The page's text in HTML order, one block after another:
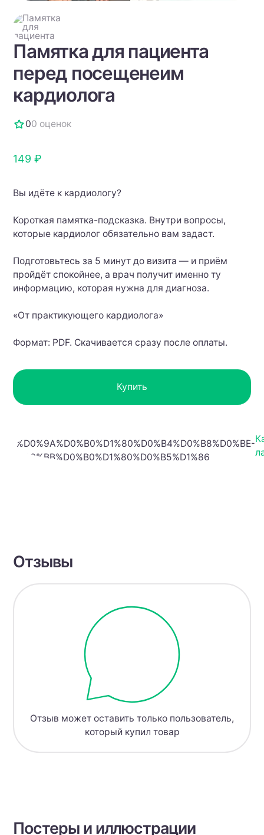
Памятка для пациента
перед посещенеим
кардиолога
00 оценок
149 ₽
Вы идёте к кардиологу?
Короткая памятка-подсказка. Внутри вопросы,
которые кардиолог обязательно вам задаст.
Подготовьтесь за 5 минут до визита — и приём
пройдёт спокойнее, а врач получит именно ту
информацию, которая нужна для диагноза.
«От практикующего кардиолога»
Формат: PDF. Скачивается сразу после оплаты.
Купить
Отзывы
Отзыв может оставить только пользователь,
который купил товар
Постеры и иллюстрации